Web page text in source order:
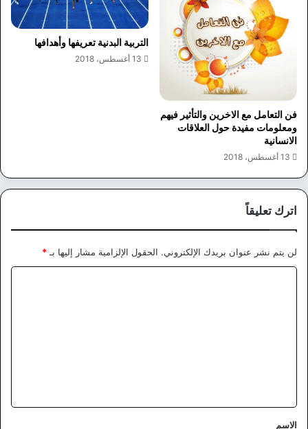
فن التعامل مع الاخرين والتأثير فيهم
ومعلومات مفيدة حول العلاقات
الانسانية
13 أغسطس، 2018
التربية البدنية تعريفها وأهدافها
13 أغسطس، 2018
اترك تعليقاً
لن يتم نشر عنوان بريدك الإلكتروني. الحقول الإلزامية مشار إليها بـ *
*
الاسم